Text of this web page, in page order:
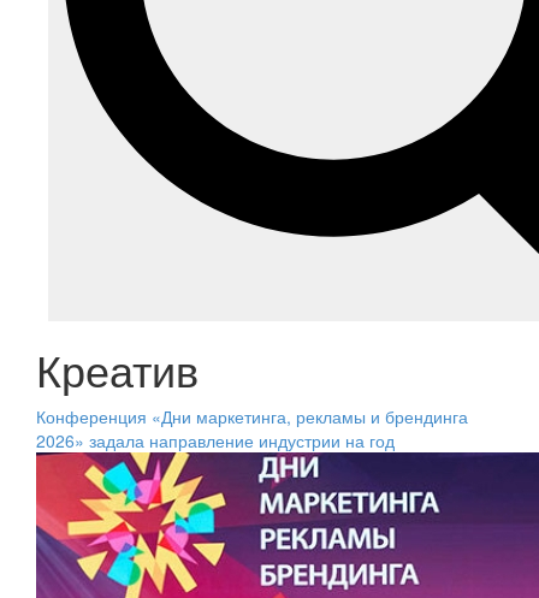
Креатив
Конференция «Дни маркетинга, рекламы и брендинга
2026» задала направление индустрии на год